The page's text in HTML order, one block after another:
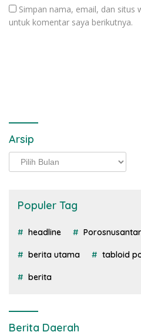
Simpan nama, email, dan situs
untuk komentar saya berikutnya.
Arsip
Arsip
Populer Tag
headline
berita utama tabloid
berita
Berita Daerah